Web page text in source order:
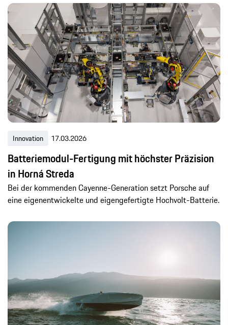
Innovation 17.03.2026
Batteriemodul-Fertigung mit höchster Präzision
in Horná Streda
Bei der kommenden Cayenne-Generation setzt Porsche auf
eine eigenentwickelte und eigengefertigte Hochvolt-Batterie.